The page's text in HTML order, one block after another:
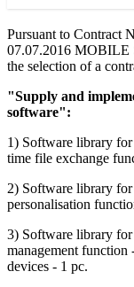
Pursuant to Contract
07.07.2016 MOBILE
the selection of a
"Supply and
software":
1) Software library for
time file exchange
2) Software library
personalisation
3) Software library
management
devices - 1 pc.